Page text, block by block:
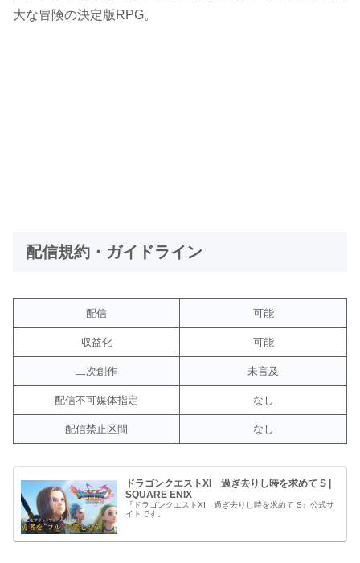
大な冒険の決定版RPG。
配信規約・ガイドライン
配信 可能
収益化 可能
二次創作 未言及
配信不可媒体指定 なし
配信禁止区間 なし
ドラゴンクエストXI 過ぎ去りし時を求めて S |
SQUARE ENIX
『ドラゴンクエストXI 過ぎ去りし時を求めて S』公式サ
イトです。